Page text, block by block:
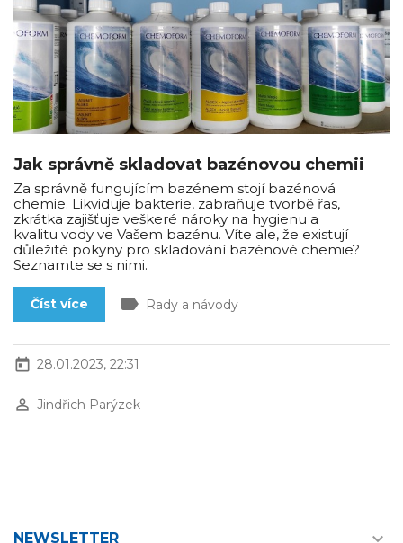
Jak správně skladovat bazénovou chemii
Za správně fungujícím bazénem stojí bazénová
chemie. Likviduje bakterie, zabraňuje tvorbě řas,
zkrátka zajišťuje veškeré nároky na hygienu a
kvalitu vody ve Vašem bazénu. Víte ale, že existují
důležité pokyny pro skladování bazénové chemie?
Seznamte se s nimi.
Číst více label Rady a návody
today 28.01.2023, 22:31
perm_identity Jindřich Parýzek
NEWSLETTER